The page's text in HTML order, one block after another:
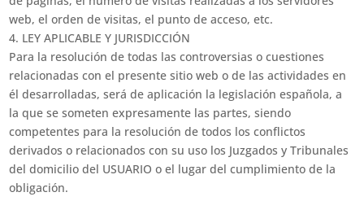
web, el orden de visitas, el punto de acceso, etc.
4. LEY APLICABLE Y JURISDICCIÓN
Para la resolución de todas las controversias o cuestiones
relacionadas con el presente sitio web o de las actividades en
él desarrolladas, será de aplicación la legislación española, a
la que se someten expresamente las partes, siendo
competentes para la resolución de todos los conflictos
derivados o relacionados con su uso los Juzgados y Tribunales
del domicilio del USUARIO o el lugar del cumplimiento de la
obligación.